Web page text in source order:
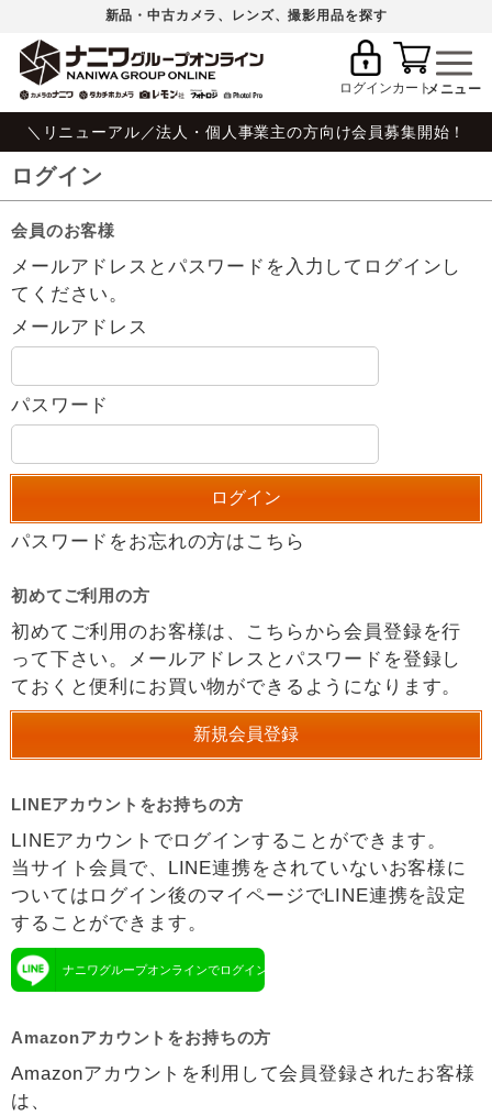
新品・中古カメラ、レンズ、撮影用品を探す
ログインカート
＼リニューアル／法人・個人事業主の方向け会員募集開始！
ログイン
会員のお客様
メールアドレスとパスワードを入力してログインし
てください。
メールアドレス
パスワード
パスワードをお忘れの方はこちら
初めてご利用の方
初めてご利用のお客様は、こちらから会員登録を行
って下さい。メールアドレスとパスワードを登録し
ておくと便利にお買い物ができるようになります。
LINEアカウントをお持ちの方
LINEアカウントでログインすることができます。
当サイト会員で、LINE連携をされていないお客様に
ついてはログイン後のマイページでLINE連携を設定
することができます。
ナニワグループオンラインでログイン
Amazonアカウントをお持ちの方
Amazonアカウントを利用して会員登録されたお客様
は、